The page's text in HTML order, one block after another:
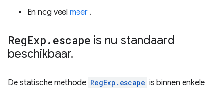
En nog veel meer .
RegExp . escape is nu standaard
beschikbaar.
De statische methode RegExp.escape is binnen enkele